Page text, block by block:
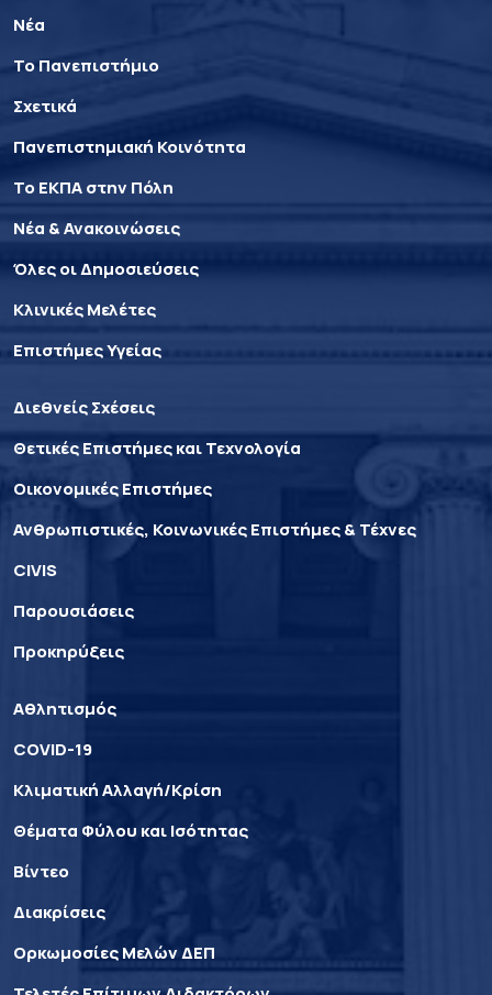
Νέα
Το Πανεπιστήμιο
Σχετικά
Πανεπιστημιακή Κοινότητα
Το ΕΚΠΑ στην Πόλη
Νέα & Ανακοινώσεις
Όλες οι Δημοσιεύσεις
Κλινικές Μελέτες
Επιστήμες Υγείας
Διεθνείς Σχέσεις
Θετικές Επιστήμες και Τεχνολογία
Οικονομικές Επιστήμες
Ανθρωπιστικές, Κοινωνικές Επιστήμες & Τέχνες
CIVIS
Παρουσιάσεις
Προκηρύξεις
Αθλητισμός
COVID-19
Κλιματική Αλλαγή/Κρίση
Θέματα Φύλου και Ισότητας
Βίντεο
Διακρίσεις
Ορκωμοσίες Μελών ΔΕΠ